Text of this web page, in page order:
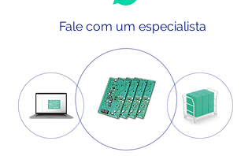
Fale com um especialista